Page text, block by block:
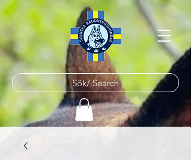
Sök/ Search